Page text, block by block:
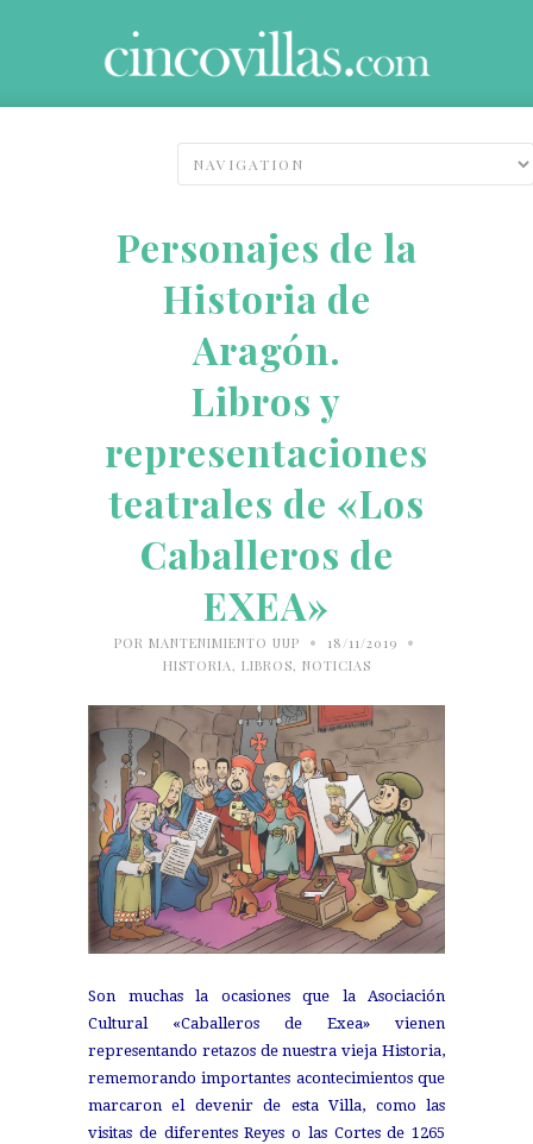
Personajes de la
Historia de
Aragón.
Libros y
representaciones
teatrales de «Los
Caballeros de
EXEA»
POR MANTENIMIENTO UUP • 18/11/2019 •
HISTORIA , LIBROS, NOTICIAS
Son muchas la ocasiones que la Asociación
Cultural «Caballeros de Exea» vienen
representando retazos de nuestra vieja Historia,
rememorando importantes acontecimientos que
marcaron el devenir de esta Villa, como las
visitas de diferentes Reyes o las Cortes de 1265